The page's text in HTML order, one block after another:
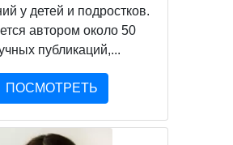
у детей и подростков.
автором около 50
публикаций,...
ПОСМОТРЕТЬ